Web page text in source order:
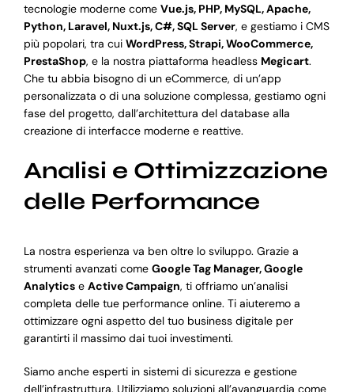
tecnologie moderne come Vue.js, PHP, MySQL, Apache,
Python, Laravel, Nuxt.js, C#, SQL Server, e gestiamo i CMS
più popolari, tra cui WordPress, Strapi, WooCommerce,
PrestaShop, e la nostra piattaforma headless Megicart.
Che tu abbia bisogno di un eCommerce, di un’app
personalizzata o di una soluzione complessa, gestiamo ogni
fase del progetto, dall’architettura del database alla
creazione di interfacce moderne e reattive.
Analisi e Ottimizzazione
delle Performance
La nostra esperienza va ben oltre lo sviluppo. Grazie a
strumenti avanzati come Google Tag Manager, Google
Analyticse Active Campaign, ti offriamo un’analisi
completa delle tue performance online. Ti aiuteremo a
ottimizzare ogni aspetto del tuo business digitale per
garantirti il massimo dai tuoi investimenti.
Siamo anche esperti in sistemi di sicurezza e gestione
dell’infrastruttura. Utilizziamo soluzioni all’avanguardia come